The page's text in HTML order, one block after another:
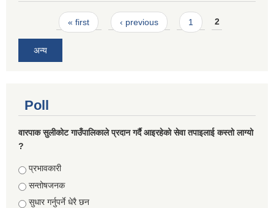
Pages« first ‹ previous 1 2
अन्य
Poll
वारपाक सुलीकोट गाउँपालिकाले प्रदान गर्दै आइरहेको सेवा तपाइलाई कस्तो लाग्यो
?
Choices
प्रभावकारी
सन्तोषजनक
सुधार गर्नुपर्ने धेरै छन